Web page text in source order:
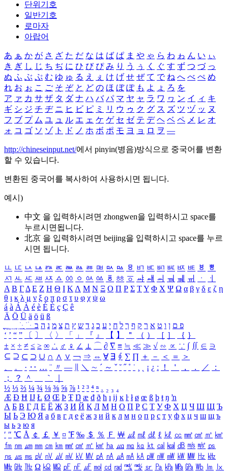
단위기호
일반기호
로마자
아랍어
あ ぁ か が さ ざ た だ な は ば ぱ ま や ゃ ら わ ゎ ん い ぃ
き ぎ し じ ち ぢ に ひ び ぴ み り う ぅ く ぐ す ず つ づ っ
ぬ ふ ぶ ぷ む ゆ ゅ る え ぇ け げ せ ぜ て で ね へ べ ぺ め
れ お ぉ こ ご そ ぞ と ど の ほ ぼ ぽ も よ ょ ろ を
ア ァ カ サ ザ タ ダ ナ ハ バ パ マ ヤ ャ ラ ワ ヮ ン イ ィ キ
ギ シ ジ チ ヂ ニ ヒ ビ ピ ミ リ ウ ゥ ク グ ス ズ ツ ヅ ッ ヌ
フ ブ プ ム ユ ュ ル エ ェ ケ ゲ セ ゼ テ デ ヘ ベ ペ メ レ オ
ォ コ ゴ ソ ゾ ト ド ノ ホ ボ ポ モ ヨ ョ ロ ヲ ―
http://chineseinput.net/에서 pinyin(병음)방식으로 중국어를 변환
할 수 있습니다.
변환된 중국어를 복사하여 사용하시면 됩니다.
예시)
中文 을 입력하시려면 zhongwen을 입력하시고 space를
누르시면됩니다.
北京 을 입력하시려면 beijing을 입력하시고 space를 누르
시면 됩니다.
ㅥ ㅦ ㅧ ㅨ ㅩ ㅪ ㅫ ㅬ ㅭ ㅮ ㅯ ㅰ ㅱ ㅲ ㅳ ㅴ ㅵ ㅶ ㅷ ㅸ
ㅹ
ㅺ ㅻ ㅼ ㅽ ㅾ ㅿ ㆀ ㆁ ㆂ ㆃ ㆄ ㆅ ㆆ ㆇ ㆈ ㆉ ㆊ ㆋ ㆌ ㆍ
ㆎ
Α Β ΓΔ Ε Ζ Η Θ Ι ΚΛ Μ Ν Ξ Ο Π Ρ Σ ΤΥ Φ Χ Ψ Ω α β γ δ ε ζ η
θ ι κ λ μ ν ξ ο π ρ σ τ υ φ χ ψ ω
á à Á À é è É È ç Ç ê
Ä Ö Ü ä ö ü ß
ִֶֹ ֻּ ׁׂ פ ם ן ו ט א ר ק ף ך ל ח י ע כ ג ד ש ץ ת צ מ נ ה ב
‘ ’ “ ” 〔 〕 〈 〉 「 」 『 』 【 】 ＂ （ ） ［ ］ ｛ ｝
± × ÷ ≠ ≤ ≥ ∞ ∴ ♂ ♀ ∠ ⊥ ⌒ ∂ ∇ ≡ ≒ ≪ ≫ √ ∽ ∝ ∵ ∫ ∬ ∈ ∋
⊆ ⊇ ⊂ ⊃ ∪ ∩ ∧ ∨ ￢ ⇒ ⇔ ∀ ∃ ∮ ∑ ∏ ＋ － ＜ ＝
＞
、
。 · ‥ … ¨ 〃 ― ＼ ∼ ´ ～ ˇ ˘ ˝ ˚ ˙ ¸ ¡ ¿ ː ！ ＇ ， ． ／
：
；
？ ＾ ｀
½ ⅓ ⅔ ¼ ¾ ⅛ ⅜ ⅝ ⅞ ¹ ² ³ ⁴ ⁿ ₁ ₂ ₃ ₄
Æ Ð Ħ Ĳ Ł Ø Œ Þ Ŧ Ŋ æ đ ð ħ ı ĳ ĸ ŀ ł ø œ ß þ ŧ ŋ ŉ
А Б В Г Д Е Ё Ж З И Й К Л М Н О П Р С Т У Ф Х Ц Ч Ш Щ Ъ
Ы Ь Э Ю Я а б в г д е ё ж з и й к л м н о п р с т у ф х ц ч ш щ ъ
ы ь э ю я
′ ″ ℃ Å ￠ ￡ ￥ ¤ ℉ ‰ ＄ ％ Ｆ ￦ ㎕ ㎖ ㎗ ℓ ㎘ ㏄ ㎣ ㎤ ㎥ ㎦
㎙ ㎚ ㎛ ㎜ ㎝ ㎞ ㎟ ㎠ ㎡ ㎢ ㏊ ㎍ ㎎ ㎏ ㏏ ㎈ ㎉ ㏈ ㎧ ㎨ ㎰
㎱ ㎲ ㎳ ㎴ ㎵ ㎶ ㎷ ㎸ ㎹ ㎀ ㎁ ㎂ ㎃ ㎄ ㎺ ㎻ ㎽ ㎾ ㎿ ㎐ ㎑
㎒ ㎓ ㎔ Ω ㏀ ㏁ ㎊ ㎋ ㎌ ㏖ ㏅ ㎭ ㎮ ㎯ ㏛ ㎩ ㎪ ㎫ ㎬ ㏝ ㏐
㏓